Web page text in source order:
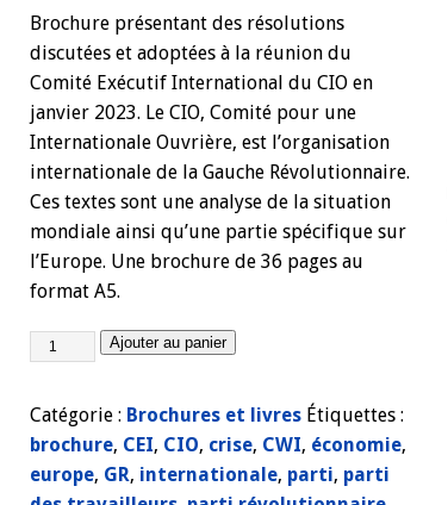
Brochure présentant des résolutions
discutées et adoptées à la réunion du
Comité Exécutif International du CIO en
janvier 2023. Le CIO, Comité pour une
Internationale Ouvrière, est l’organisation
internationale de la Gauche Révolutionnaire.
Ces textes sont une analyse de la situation
mondiale ainsi qu’une partie spécifique sur
l’Europe. Une brochure de 36 pages au
format A5.
Ajouter au panier
Catégorie : Brochures et livres Étiquettes :
brochure, CEI, CIO, crise, CWI, économie,
europe, GR, internationale, parti, parti